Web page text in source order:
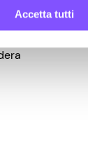
Accetta tutti